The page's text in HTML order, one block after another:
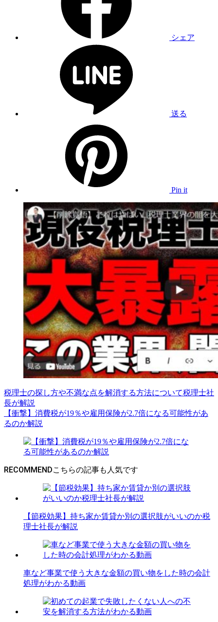
シェア
送る
Pin it
税理士の探し方や不満な点を解消する方法について税理士社
長が解説
【衝撃】消費税が19％や雇用保険が2.7倍になる可能性があ
るのか解説
RECOMMEND
【節税効果】持ち家か賃貸か別の選択肢がいいのか税
理士社長が解説
車など事業で使う大きな金額の買い物をした時の会計
処理がわかる動画